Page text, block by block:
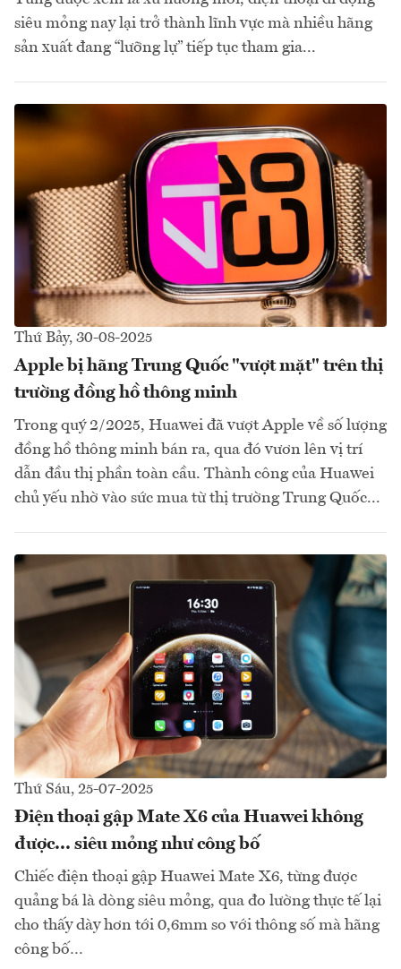
siêu mỏng nay lại trở thành lĩnh vực mà nhiều hãng
sản xuất đang “lưỡng lự” tiếp tục tham gia...
Thứ Bảy, 30-08-2025
Apple bị hãng Trung Quốc "vượt mặt" trên thị
trường đồng hồ thông minh
Trong quý 2/2025, Huawei đã vượt Apple về số lượng
đồng hồ thông minh bán ra, qua đó vươn lên vị trí
dẫn đầu thị phần toàn cầu. Thành công của Huawei
chủ yếu nhờ vào sức mua từ thị trường Trung Quốc...
Thứ Sáu, 25-07-2025
Điện thoại gập Mate X6 của Huawei không
được... siêu mỏng như công bố
Chiếc điện thoại gập Huawei Mate X6, từng được
quảng bá là dòng siêu mỏng, qua đo lường thực tế lại
cho thấy dày hơn tới 0,6mm so với thông số mà hãng
công bố…